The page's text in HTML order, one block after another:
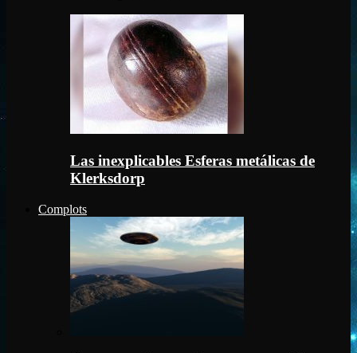
Las inexplicables Esferas metálicas de
Klerksdorp
Complots